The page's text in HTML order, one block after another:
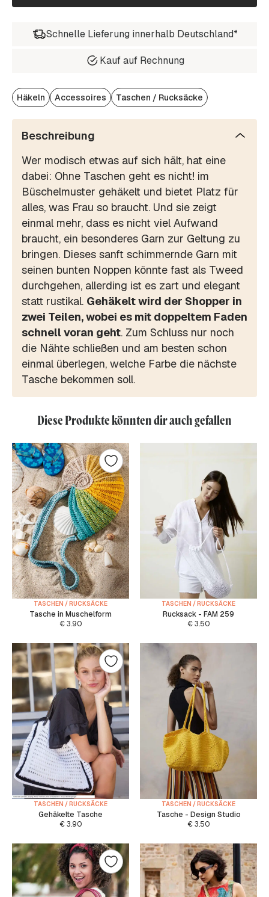
Schnelle Lieferung innerhalb Deutschland*
Kauf auf Rechnung
Häkeln Accessoires Taschen / Rucksäcke
Beschreibung
Wer modisch etwas auf sich hält, hat eine
dabei: Ohne Taschen geht es nicht! im
Büschelmuster gehäkelt und bietet Platz für
alles, was Frau so braucht. Und sie zeigt
einmal mehr, dass es nicht viel Aufwand
braucht, ein besonderes Garn zur Geltung zu
bringen. Dieses sanft schimmernde Garn mit
seinen bunten Noppen könnte fast als Tweed
durchgehen, allerding ist es zart und elegant
statt rustikal. Gehäkelt wird der Shopper in
zwei Teilen, wobei es mit doppeltem Faden
schnell voran geht. Zum Schluss nur noch
die Nähte schließen und am besten schon
einmal überlegen, welche Farbe die nächste
Tasche bekommen soll.
Diese Produkte könnten dir auch gefallen
TASCHEN / RUCKSÄCKE
Tasche in Muschelform
€3.90
TASCHEN / RUCKSÄCKE
Rucksack - FAM 259
€3.50
TASCHEN / RUCKSÄCKE
Gehäkelte Tasche
€3.90
TASCHEN / RUCKSÄCKE
Tasche - Design Studio
€3.50